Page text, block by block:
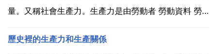
量。又稱社會生產力。生產力是由勞動者 勞動資料 勞
技術要素所構成的一個複雜系統 勞動者。作為生產力要
歷史裡的生產力和生產關係